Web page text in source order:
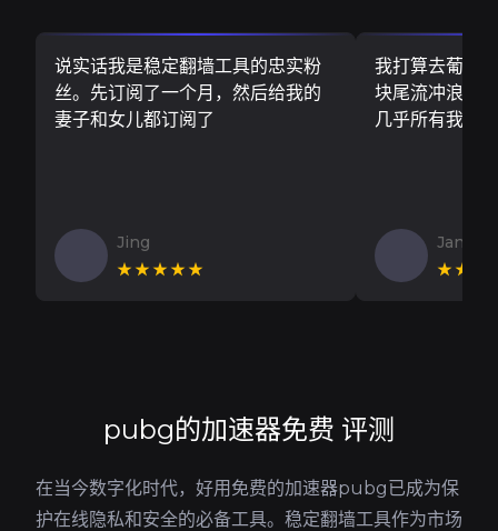
说实话我是稳定翻墙工具的忠实粉
丝。先订阅了一个月，然后给我的
妻子和女儿都订阅了
Jing
★★★★★
我打算去葡萄
块尾流冲浪板
几乎所有我需
Jan V
pubg的加速器免费 评测
在当今数字化时代，好用免费的加速器pubg已成为保
护在线隐私和安全的必备工具。稳定翻墙工具作为市场